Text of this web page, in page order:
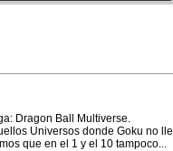
Dragon Ball Multiverse.
Universos donde Goku no
que en el 1 y el 10 tampoco...